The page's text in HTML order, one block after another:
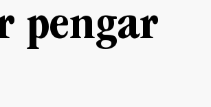
pengar